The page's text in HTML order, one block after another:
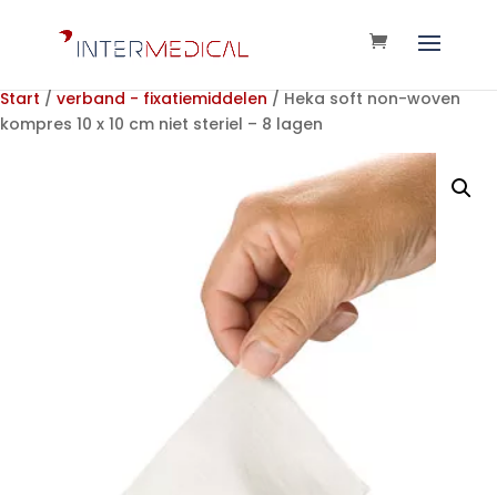
Start / verband - fixatiemiddelen / Heka soft non-woven
kompres 10 x 10 cm niet steriel – 8 lagen